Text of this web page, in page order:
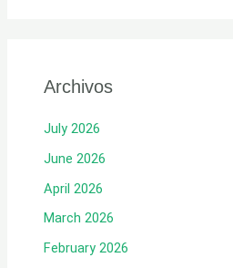
Archivos
July 2026
June 2026
April 2026
March 2026
February 2026